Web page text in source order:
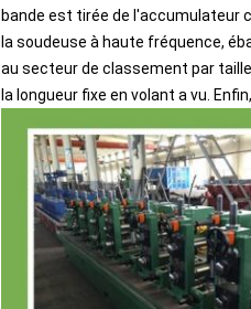
bande est tirée de l'accumulateur
la soudeuse à haute fréquence,
au secteur de classement par
la longueur fixe en volant a vu.